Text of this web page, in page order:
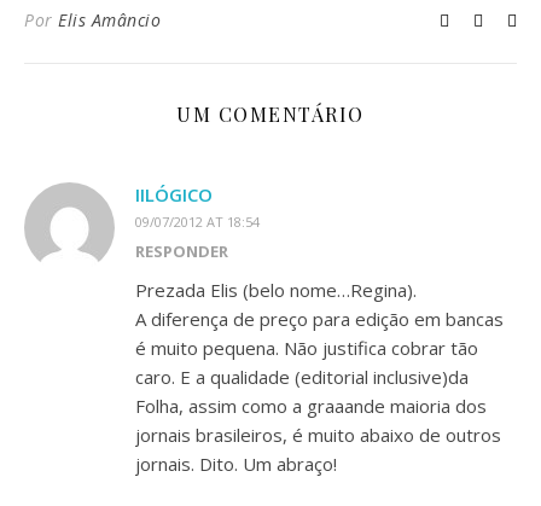
Por Elis Amâncio
UM COMENTÁRIO
IILÓGICO
09/07/2012 AT 18:54
RESPONDER
Prezada Elis (belo nome…Regina).
A diferença de preço para edição em bancas
é muito pequena. Não justifica cobrar tão
caro. E a qualidade (editorial inclusive)da
Folha, assim como a graaande maioria dos
jornais brasileiros, é muito abaixo de outros
jornais. Dito. Um abraço!